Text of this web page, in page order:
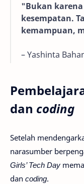
"Bukan
kesempatan.
kemampuan,
– Yashinta
dan coding
Setelah
narasumber
Girls’ Tech Day
dan coding.